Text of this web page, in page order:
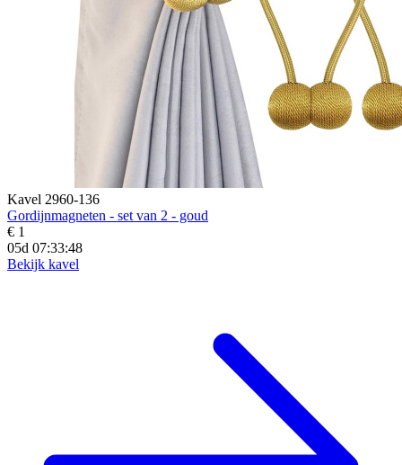
Kavel 2960-136
Gordijnmagneten - set van 2 - goud
€ 1
05d 07:33:46
Bekijk kavel